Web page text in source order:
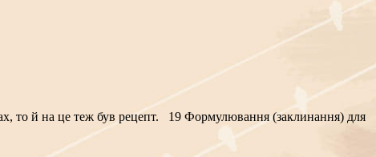
то й на це теж був рецепт. 19 Формулювання (заклинання) для